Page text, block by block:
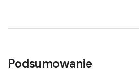
Podsumowanie